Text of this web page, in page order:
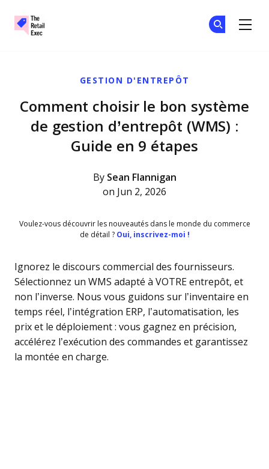
GESTION D'ENTREPÔT
Comment choisir le bon système
de gestion d’entrepôt (WMS) :
Guide en 9 étapes
By Sean Flannigan
on Jun 2, 2026
Voulez-vous découvrir les nouveautés dans le monde du commerce
de détail ?Oui, inscrivez-moi !
Ignorez le discours commercial des fournisseurs.
Sélectionnez un WMS adapté à VOTRE entrepôt, et
non l’inverse. Nous vous guidons sur l’inventaire en
temps réel, l’intégration ERP, l’automatisation, les
prix et le déploiement : vous gagnez en précision,
accélérez l’exécution des commandes et garantissez
la montée en charge.